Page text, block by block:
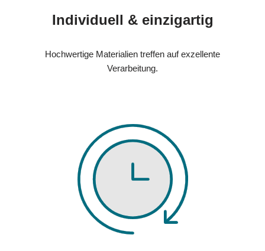
Individuell & einzigartig
Hochwertige Materialien treffen auf exzellente
Verarbeitung.